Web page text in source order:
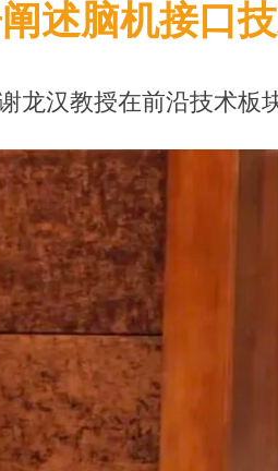
述脑机接口
龙汉教授在前沿技术板